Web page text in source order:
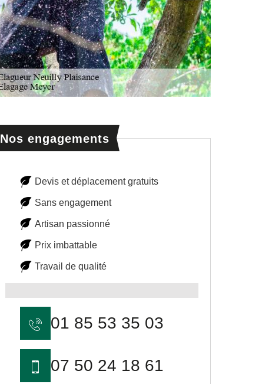
Nos engagements
Devis et déplacement gratuits
Sans engagement
Artisan passionné
Prix imbattable
Travail de qualité
01 85 53 35 03
07 50 24 18 61